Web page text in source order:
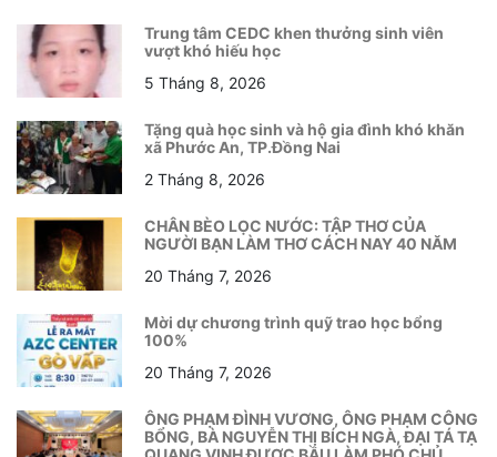
Trung tâm CEDC khen thưởng sinh viên
vượt khó hiếu học
5 Tháng 8, 2026
Tặng quà học sinh và hộ gia đình khó khăn
xã Phước An, TP.Đồng Nai
2 Tháng 8, 2026
CHÂN BÈO LỌC NƯỚC: TẬP THƠ CỦA
NGƯỜI BẠN LÀM THƠ CÁCH NAY 40 NĂM
20 Tháng 7, 2026
Mời dự chương trình quỹ trao học bổng
100%
20 Tháng 7, 2026
ÔNG PHẠM ĐÌNH VƯƠNG, ÔNG PHẠM CÔNG
BỔNG, BÀ NGUYỄN THỊ BÍCH NGÀ, ĐẠI TÁ TẠ